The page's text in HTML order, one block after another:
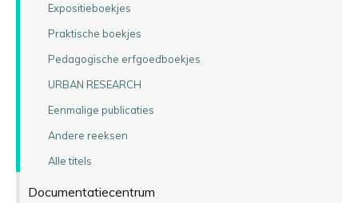
Expositieboekjes
Praktische boekjes
Pedagogische erfgoedboekjes
URBAN RESEARCH
Eenmalige publicaties
Andere reeksen
Alle titels
Documentatiecentrum